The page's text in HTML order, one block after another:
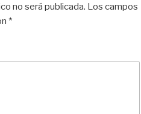
no será publicada. Los campos
*